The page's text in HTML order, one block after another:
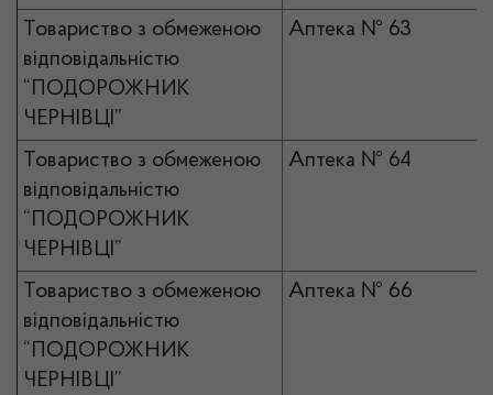
Товариство з обмеженою
відповідальністю
“ПОДОРОЖНИК
ЧЕРНІВЦІ”
Аптека № 63
Товариство з обмеженою
відповідальністю
“ПОДОРОЖНИК
ЧЕРНІВЦІ”
Аптека № 64
Товариство з обмеженою
відповідальністю
“ПОДОРОЖНИК
ЧЕРНІВЦІ”
Аптека № 66